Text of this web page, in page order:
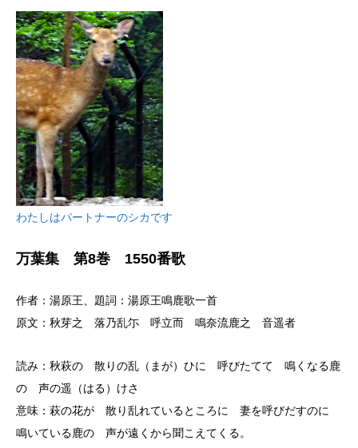
わたしはパートナーのシカです
万葉集 第8巻 1550番歌
作者：湯原王、題詞：湯原王鳴鹿歌一首
原文：秋芽之 落乃乱尓 呼立而 鳴奈流鹿之 音遥者
読み：秋萩の 散りの乱（まが）ひに 呼びたてて 鳴くなる鹿
の 声の遥（はる）けさ
意味：萩の花が 散り乱れているところに 妻を呼びだすのに
鳴いている鹿の 声が遠くから聞こえてくる。